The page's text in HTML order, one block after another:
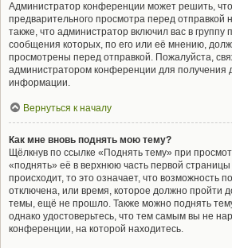
Администратор конференции может решить,
предварительного просмотра перед
также, что администратор включил вас в группу
сообщения которых, по его или её мнению,
просмотрены перед отправкой. Пожалуйста,
администратором конференции для получения
информации.
Вернуться к началу
Как мне вновь поднять мою тему?
Щёлкнув по ссылке «Поднять тему» при
«поднять» её в верхнюю часть первой
происходит, то это означает, что возможность
отключена, или время, которое должно пройти
темы, ещё не прошло. Также можно поднять
однако удостоверьтесь, что тем самым вы не
конференции, на которой находитесь.